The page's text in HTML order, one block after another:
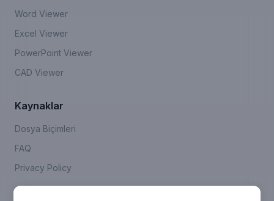
Word Viewer
Excel Viewer
PowerPoint Viewer
CAD Viewer
Kaynaklar
Dosya Biçimleri
FAQ
Privacy Policy